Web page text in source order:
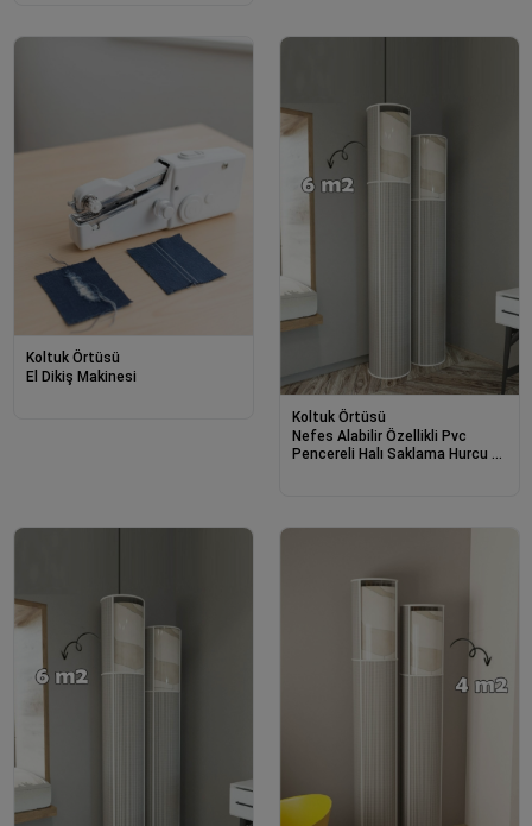
Koltuk Örtüsü
El Dikiş Makinesi
Koltuk Örtüsü
Nefes Alabilir Özellikli Pvc
Pencereli Halı Saklama Hurcu 6